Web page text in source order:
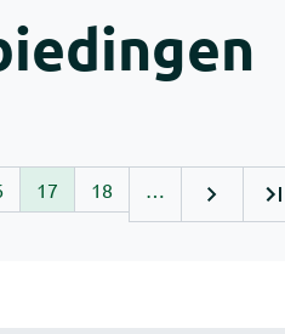
17 18 …